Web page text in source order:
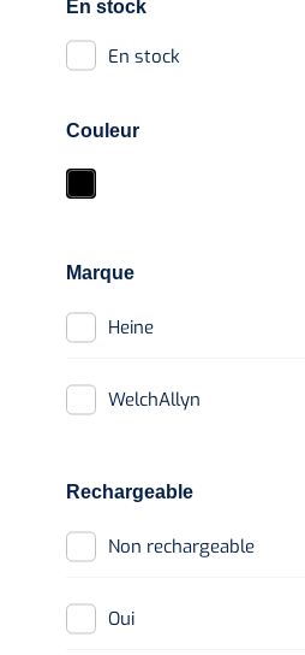
Pèse-personnes
Divers
Sérologie
Tests rapide
Parasitologie
Alcoomètre
En stock
En stock
Couleur
Marque
Heine
WelchAllyn
Rechargeable
Non rechargeable
Oui